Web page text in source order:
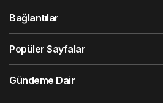
Bağlantılar
Popüler Sayfalar
Gündeme Dair